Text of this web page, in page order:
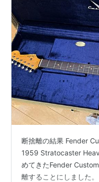
断捨離の結果 Fender
1959 Stratocaster
めてきたFender
離することにしました